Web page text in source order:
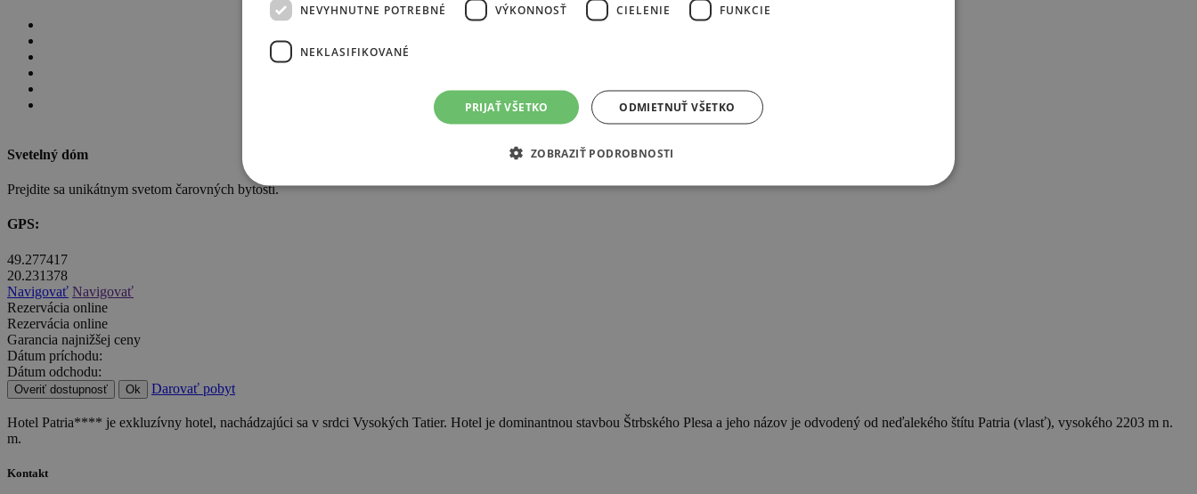
Svetelný dóm
Prejdite sa unikátnym svetom čarovných bytostí.
GPS:
49.277417
20.231378
Navigovať Navigovať
Rezervácia online
Rezervácia online
Garancia najnižšej ceny
Dátum príchodu:
Dátum odchodu:
Overiť dostupnosť Ok Darovať pobyt
Hotel Patria**** je exkluzívny hotel, nachádzajúci sa v srdci Vysokých Tatier. Hotel je dominantnou stavbou Štrbského Plesa a jeho názov je odvodený od neďalekého štítu Patria (vlasť), vysokého 2203 m n.
m.
Kontakt
NEVYHNUTNE POTREBNÉ VÝKONNOSŤ CIELENIE FUNKCIE
NEKLASIFIKOVANÉ
PRIJAŤ VŠETKO ODMIETNUŤ VŠETKO
ZOBRAZIŤ PODROBNOSTI